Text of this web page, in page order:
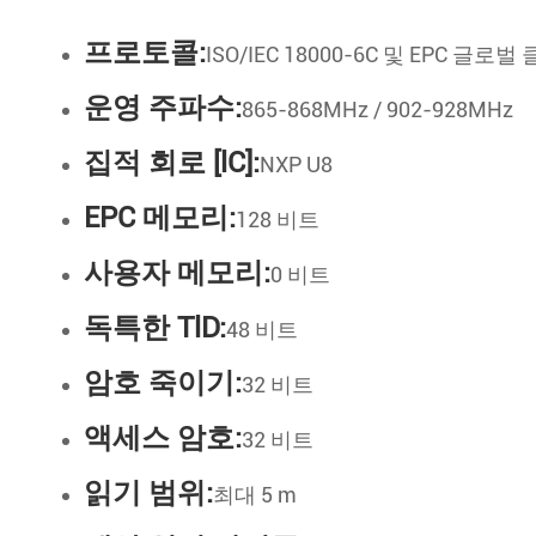
프로토콜:ISO/IEC 18000-6C 및 EPC 글로벌
운영 주파수:865-868MHz / 902-928MHz
집적 회로 [lC]:NXP U8
EPC 메모리:128 비트
사용자 메모리:0 비트
독특한 TlD:48 비트
암호 죽이기:32 비트
액세스 암호:32 비트
읽기 범위:최대 5 m